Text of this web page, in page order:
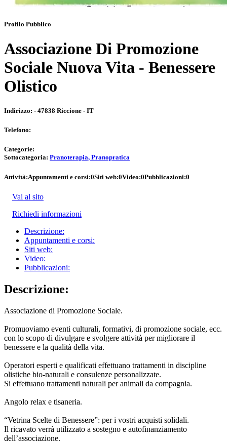
Profilo Pubblico
Associazione Di Promozione
Sociale Nuova Vita - Benessere
Olistico
Indirizzo: - 47838 Riccione - IT
Telefono:
Categorie:
Sottocategoria: Pranoterapia, Pranopratica
Attività:Appuntamenti e corsi:0Siti web:0Video:0Pubblicazioni:0
Vai al sito
Richiedi informazioni
Descrizione:
Appuntamenti e corsi:
Siti web:
Video:
Pubblicazioni:
Descrizione:
Associazione di Promozione Sociale.
Promuoviamo eventi culturali, formativi, di promozione sociale, ecc.
con lo scopo di divulgare e svolgere attività per migliorare il
benessere e la qualità della vita.
Operatori esperti e qualificati effettuano trattamenti in discipline
olistiche bio-naturali e consulenze personalizzate.
Si effettuano trattamenti naturali per animali da compagnia.
Angolo relax e tisaneria.
“Vetrina Scelte di Benessere”: per i vostri acquisti solidali.
Il ricavato verrà utilizzato a sostegno e autofinanziamento
dell’associazione.